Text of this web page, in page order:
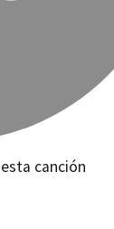
canción